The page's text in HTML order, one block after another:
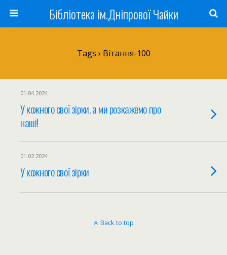
Бібліотека ім.Дніпрової Чайки
Tags › Вітання-100
01.04.2024
У кожного свої зірки, а ми розкажемо про
наші!
01.02.2024
У кожного свої зірки
Back to top